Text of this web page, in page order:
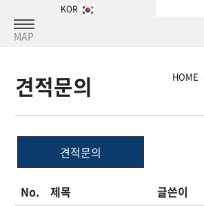
MAP
KOR
견적문의 HOME
견적문의
No. 제목 글쓴이